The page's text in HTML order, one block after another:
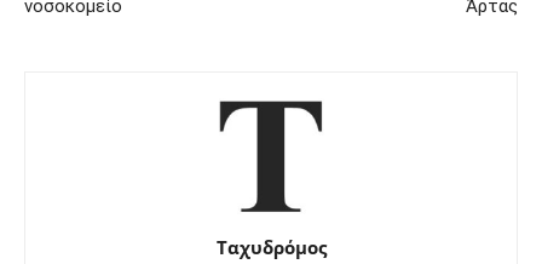
νοσοκομείο Άρτας
Ταχυδρόμος